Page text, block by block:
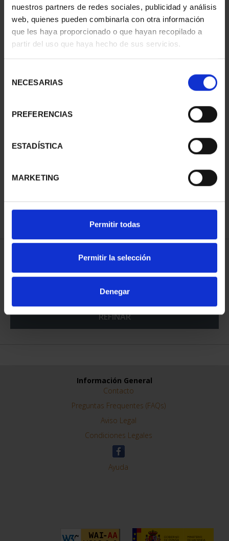
nuestros partners de redes sociales, publicidad y análisis
web, quienes pueden combinarla con otra información
que les haya proporcionado o que hayan recopilado a
partir del uso que haya hecho de sus servicios.
NECESARIAS
PREFERENCIAS
ESTADÍSTICA
MARKETING
Permitir todas
Permitir la selección
Denegar
Sólo para usuarios
registrados
Sólo para usuarios
registrados
SUSCRIPCIÓN
949,00 €
registrados
SUSCRIPCIÓN
CAPITALES DE
PROVINCIA 4
949,00 €
registrados
REFINAR
Información General
Contacto
Preguntas Frequentes (FAQs)
Aviso Legal
Condiciones Legales
Ayuda